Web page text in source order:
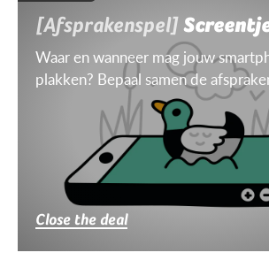
[Afsprakenspel]
Waar en wanneer mag jouw
plakken? Bepaal samen de
Close the deal